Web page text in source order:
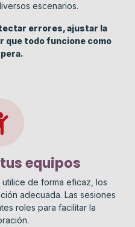
escenarios.
errores, ajustar la
que todo funcione como
equipos
de forma eficaz, los
adecuada. Las sesiones
roles para facilitar la